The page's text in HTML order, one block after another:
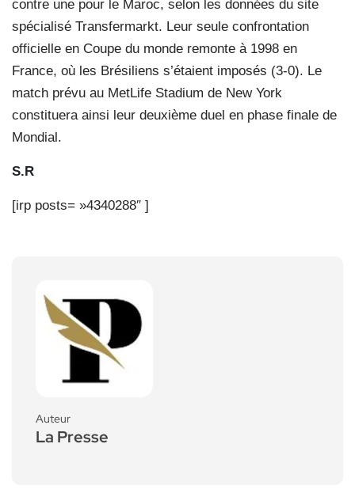
contre une pour le Maroc, selon les données du site
spécialisé Transfermarkt. Leur seule confrontation
officielle en Coupe du monde remonte à 1998 en
France, où les Brésiliens s’étaient imposés (3-0). Le
match prévu au MetLife Stadium de New York
constituera ainsi leur deuxième duel en phase finale de
Mondial.
S.R
[irp posts= »4340288″ ]
Auteur
La Presse